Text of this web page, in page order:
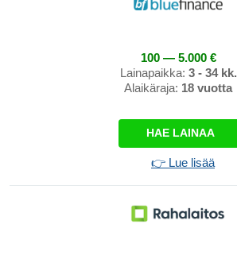
100 — 5.000 €
Lainapaikka: 3 - 34 kk.
Alaikäraja: 18 vuotta
HAE LAINAA
👉 Lue lisää